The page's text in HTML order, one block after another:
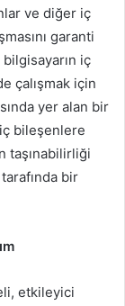
ve diğer iç
garanti
iç
çalışmak için
yer alan bir
bileşenlere
taşınabilirliği
bir
etkileyici